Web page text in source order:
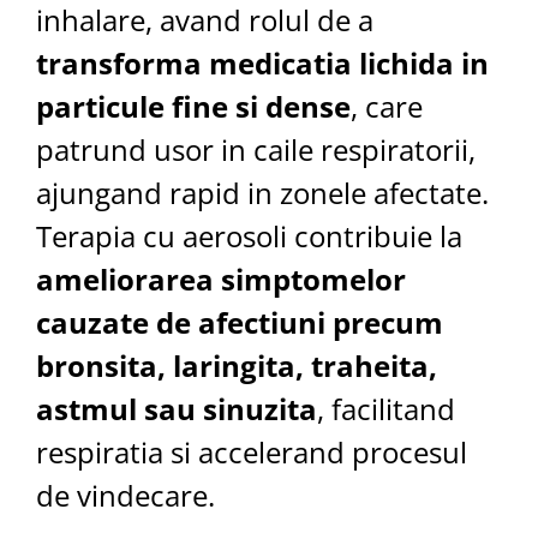
inhalare, avand rolul de a
transforma medicatia lichida in
particule fine si dense, care
patrund usor in caile respiratorii,
ajungand rapid in zonele afectate.
Terapia cu aerosoli contribuie la
ameliorarea simptomelor
cauzate de afectiuni precum
bronsita, laringita, traheita,
astmul sau sinuzita, facilitand
respiratia si accelerand procesul
de vindecare.